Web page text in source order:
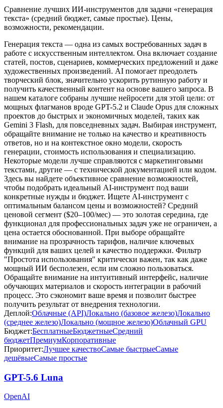
Сравнение лучших ИИ-инструментов для задачи «генерация
текста» (средний бюджет, самые простые). Цены,
возможности, рекомендации.
Генерация текста — одна из самых востребованных задач в
работе с искусственным интеллектом. Она включает создание
статей, постов, сценариев, коммерческих предложений и даже
художественных произведений. AI помогает преодолеть
творческий блок, значительно ускорить рутинную работу и
получить качественный контент на основе вашего запроса. В
нашем каталоге собраны лучшие нейросети для этой цели: от
мощных флагманов вроде GPT-5.2 и Claude Opus для сложных
проектов до быстрых и экономичных моделей, таких как
Gemini 3 Flash, для повседневных задач. Выбирая инструмент,
обращайте внимание не только на качество и креативность
ответов, но и на контекстное окно модели, скорость
генерации, стоимость использования и специализацию.
Некоторые модели лучше справляются с маркетинговыми
текстами, другие — с технической документацией или кодом.
Здесь вы найдете объективное сравнение возможностей,
чтобы подобрать идеальный AI-инструмент под ваши
конкретные нужды и бюджет. Ищете AI-инструмент с
оптимальным балансом цены и возможностей? Средний
ценовой сегмент ($20–100/мес) — это золотая середина, где
функционал для профессиональных задач уже не ограничен, а
цена остается обоснованной. При выборе обращайте
внимание на прозрачность тарифов, наличие ключевых
функций для ваших целей и качество поддержки. Фильтр
"Простота использования" критически важен, так как даже
мощный ИИ бесполезен, если им сложно пользоваться.
Обращайте внимание на интуитивный интерфейс, наличие
обучающих материалов и скорость интеграции в рабочий
процесс. Это сэкономит ваше время и позволит быстрее
получить результат от внедрения технологии.
Деплой:Облачные (API)Локально (базовое железо)Локально
(среднее железо)Локально (мощное железо)Облачный GPU
Бюджет:БесплатныеБюджетныеСредний
бюджетПремиумКорпоративные
Приоритет:Лучшее качествоСамые быстрыеСамые
дешёвыеСамые простые
GPT-5.6 Luna
OpenAI